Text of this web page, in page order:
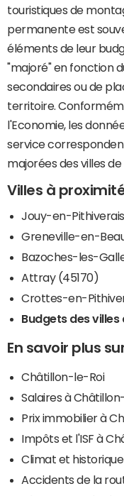
touristiques de
permanente est
éléments de leur
"majoré" en fonction
secondaires ou de
territoire.
l'Economie, les
service
majorées des villes de
Villes à
Jouy-en-
Greneville-en-
Bazoches-les-
Attray (45170)
Crottes-en-
Budgets des villes
En savoir plus
Châtillon-le-Roi
Salaires à
Prix immobilier à
Impôts et l'ISF à
Climat et
Accidents de la